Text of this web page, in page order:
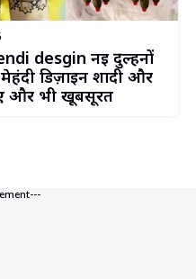
desgin नई दुल्हनों
डिज़ाइन शादी और
और भी खूबसूरत